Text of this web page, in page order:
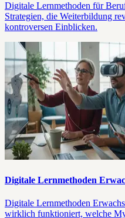
Digitale Lernmethoden für
Strategien, die Weiterbildung
kontroversen Einblicken.
Digitale Lernmethoden
Digitale Lernmethoden
wirklich funktioniert, welche